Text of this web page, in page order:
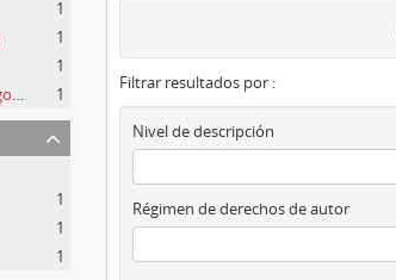
1
1
1
Feligresía de Santa María de Cullergondo
1
1
1
1
Filtrar resultados por :
Nivel de descripción
Régimen de derechos de autor